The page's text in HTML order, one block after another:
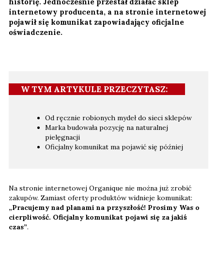
internetowy producenta, a na stronie internetowej
pojawił się komunikat zapowiadający oficjalne
oświadczenie.
W TYM ARTYKULE PRZECZYTASZ:
Od ręcznie robionych mydeł do sieci sklepów
Marka budowała pozycję na naturalnej
pielęgnacji
Oficjalny komunikat ma pojawić się później
Na stronie internetowej Organique nie można już zrobić
zakupów. Zamiast oferty produktów widnieje komunikat:
„Pracujemy nad planami na przyszłość! Prosimy Was o
cierpliwość. Oficjalny komunikat pojawi się za jakiś
czas”.